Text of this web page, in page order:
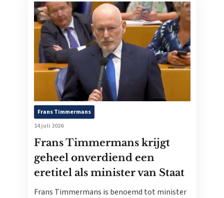
Frans Timmermans
14 juli 2026
Frans Timmermans krijgt
geheel onverdiend een
eretitel als minister van Staat
Frans Timmermans is benoemd tot minister